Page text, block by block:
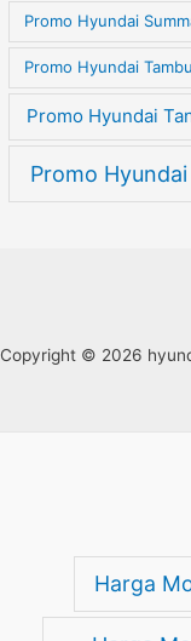
Promo Hyundai
Promo Hyundai
Promo Hyundai
Promo
Copyright © 2026
Harga